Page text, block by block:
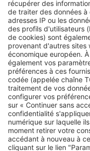
Image
SeLoger c'est aussi